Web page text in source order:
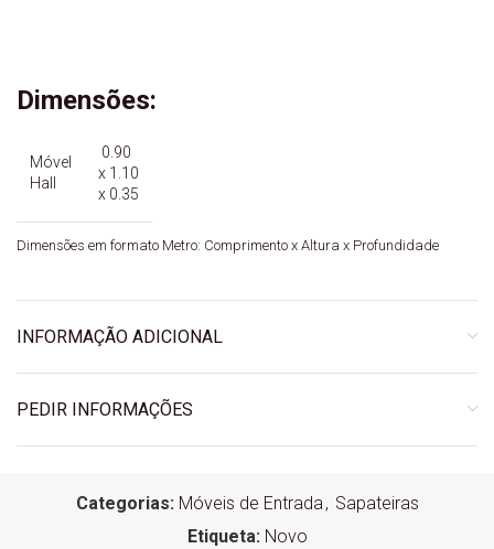
Dimensões:
Móvel
Hall
0.90
x 1.10
x 0.35
Dimensões em formato Metro: Comprimento x Altura x Profundidade
INFORMAÇÃO ADICIONAL
PEDIR INFORMAÇÕES
Categorias: Móveis de Entrada, Sapateiras
Etiqueta: Novo